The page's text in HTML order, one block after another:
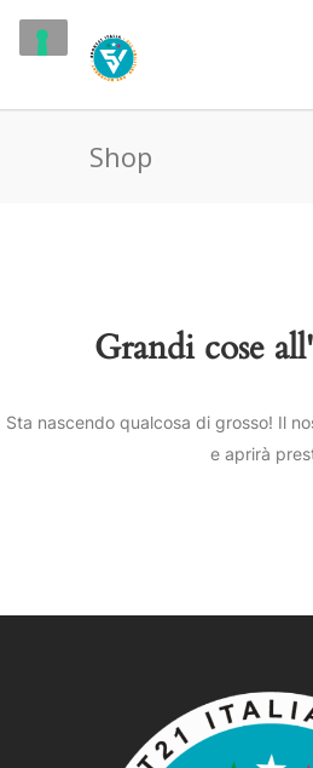
Shop
Grandi cose
Sta nascendo qualcosa di grosso! Il
e aprirà